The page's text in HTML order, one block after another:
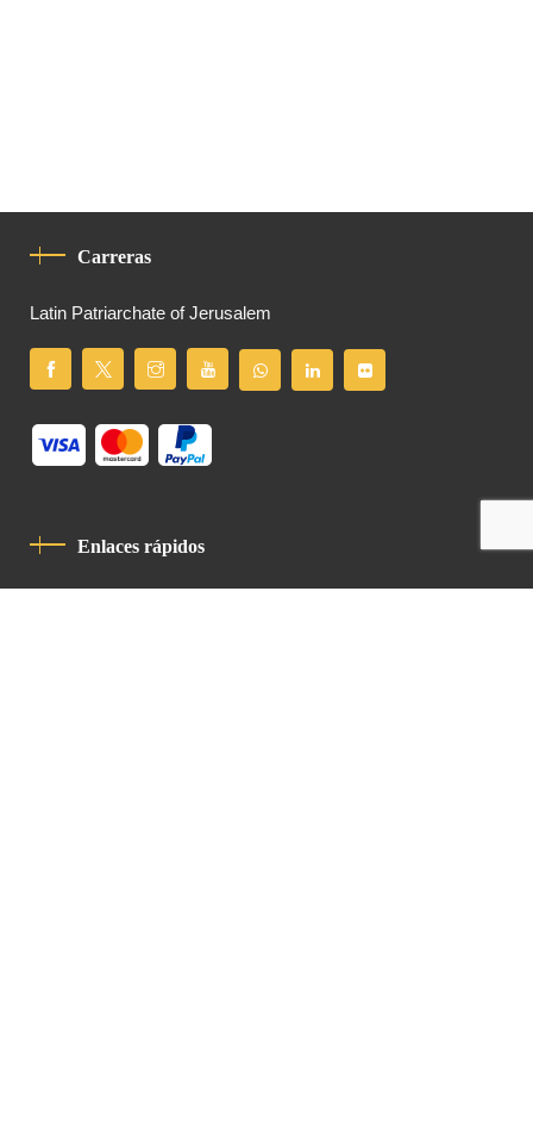
Carreras
Latin Patriarchate of Jerusalem
Enlaces rápidos